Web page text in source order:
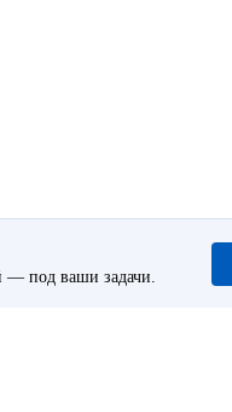
— под ваши задачи.